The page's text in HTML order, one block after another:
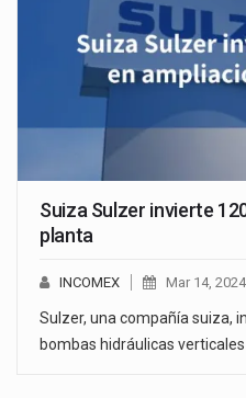
Suiza Sulzer invierte
planta
INCOMEX Mar 14, 2024
Sulzer, una compañía suiza,
bombas hidráulicas verticales